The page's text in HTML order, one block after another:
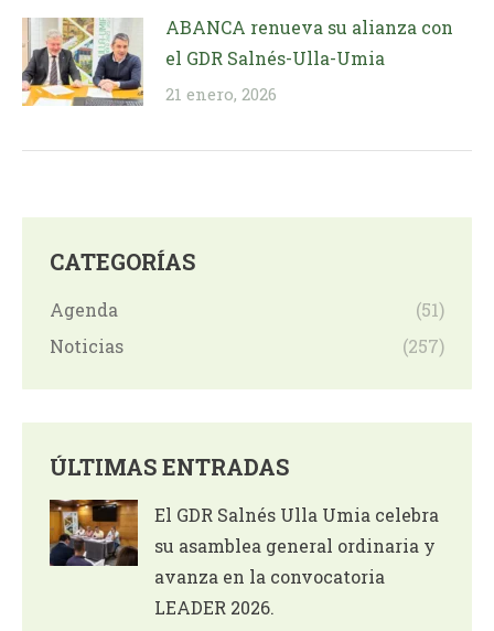
ABANCA renueva su alianza con
el GDR Salnés-Ulla-Umia
21 enero, 2026
CATEGORÍAS
Agenda
(51)
Noticias
(257)
ÚLTIMAS ENTRADAS
El GDR Salnés Ulla Umia celebra
su asamblea general ordinaria y
avanza en la convocatoria
LEADER 2026.